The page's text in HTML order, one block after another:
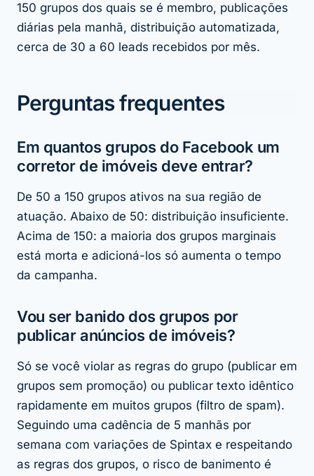
150 grupos dos quais se é membro, publicações
diárias pela manhã, distribuição automatizada,
cerca de 30 a 60 leads recebidos por mês.
Perguntas frequentes
Em quantos grupos do Facebook um
corretor de imóveis deve entrar?
De 50 a 150 grupos ativos na sua região de
atuação. Abaixo de 50: distribuição insuficiente.
Acima de 150: a maioria dos grupos marginais
está morta e adicioná-los só aumenta o tempo
da campanha.
Vou ser banido dos grupos por
publicar anúncios de imóveis?
Só se você violar as regras do grupo (publicar em
grupos sem promoção) ou publicar texto idêntico
rapidamente em muitos grupos (filtro de spam).
Seguindo uma cadência de 5 manhãs por
semana com variações de Spintax e respeitando
as regras dos grupos, o risco de banimento é